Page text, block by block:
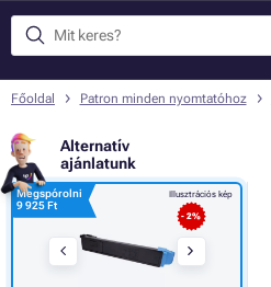
Főoldal Patron minden nyomtatóhoz
Alternatív
ajánlatunk
Illusztrációs kép
- 2%
Megspórolni
9 925 Ft